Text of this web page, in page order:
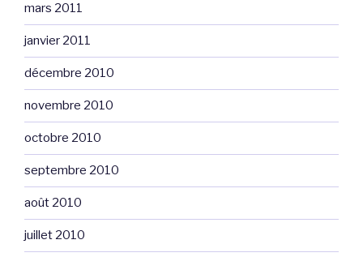
mars 2011
janvier 2011
décembre 2010
novembre 2010
octobre 2010
septembre 2010
août 2010
juillet 2010